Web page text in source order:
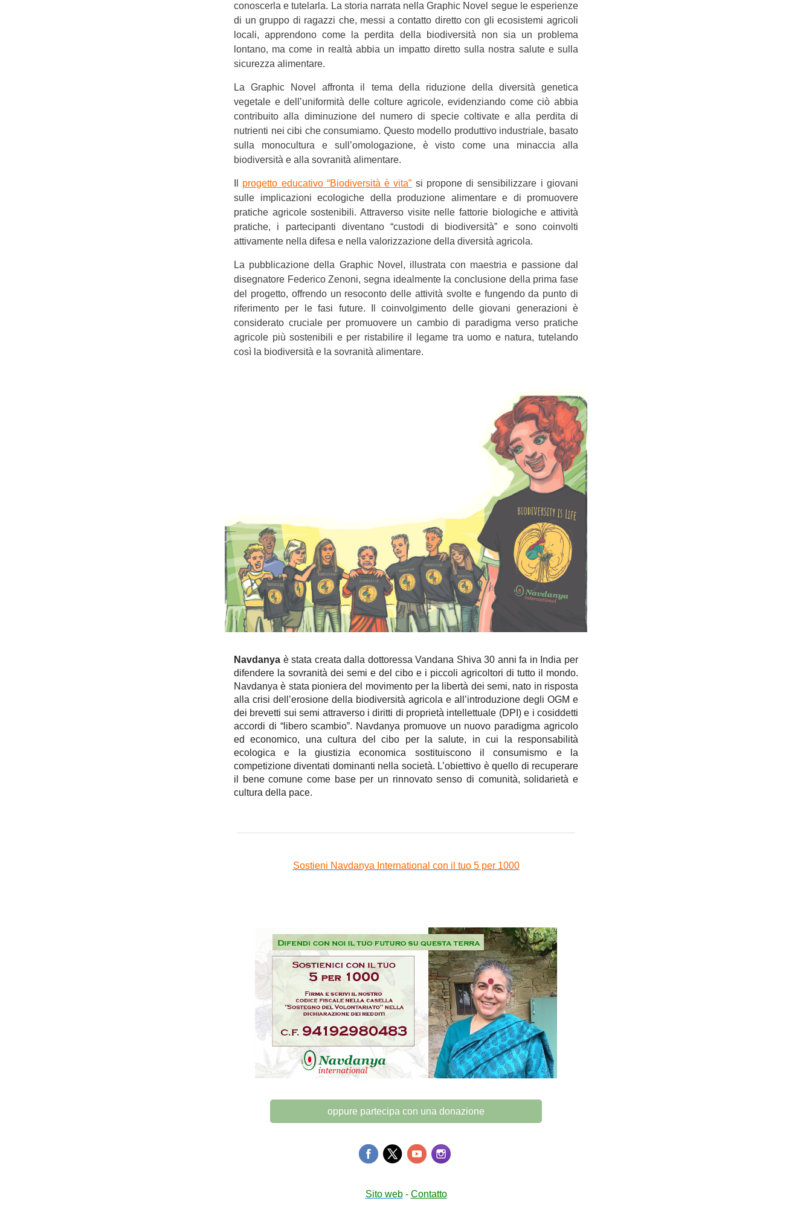
conoscerla e tutelarla. La storia narrata nella Graphic Novel segue le esperienze
di un gruppo di ragazzi che, messi a contatto diretto con gli ecosistemi agricoli
locali, apprendono come la perdita della biodiversità non sia un problema
lontano, ma come in realtà abbia un impatto diretto sulla nostra salute e sulla
sicurezza alimentare.
La Graphic Novel affronta il tema della riduzione della diversità genetica
vegetale e dell’uniformità delle colture agricole, evidenziando come ciò abbia
contribuito alla diminuzione del numero di specie coltivate e alla perdita di
nutrienti nei cibi che consumiamo. Questo modello produttivo industriale, basato
sulla monocultura e sull’omologazione, è visto come una minaccia alla
biodiversità e alla sovranità alimentare.
progetto educativo “Biodiversità è vita” si propone di sensibilizzare i giovani
sulle implicazioni ecologiche della produzione alimentare e di promuovere
pratiche agricole sostenibili. Attraverso visite nelle fattorie biologiche e attività
pratiche, i partecipanti diventano “custodi di biodiversità” e sono coinvolti
attivamente nella difesa e nella valorizzazione della diversità agricola.
La pubblicazione della Graphic Novel, illustrata con maestria e passione dal
disegnatore Federico Zenoni, segna idealmente la conclusione della prima fase
del progetto, offrendo un resoconto delle attività svolte e fungendo da punto di
riferimento per le fasi future. Il coinvolgimento delle giovani generazioni è
considerato cruciale per promuovere un cambio di paradigma verso pratiche
agricole più sostenibili e per ristabilire il legame tra uomo e natura, tutelando
così la biodiversità e la sovranità alimentare.
Navdanya è stata creata dalla dottoressa Vandana Shiva 30 anni fa in India per
difendere la sovranità dei semi e del cibo e i piccoli agricoltori di tutto il mondo.
Navdanya è stata pioniera del movimento per la libertà dei semi, nato in risposta
alla crisi dell’erosione della biodiversità agricola e all’introduzione degli OGM e
dei brevetti sui semi attraverso i diritti di proprietà intellettuale (DPI) e i cosiddetti
accordi di “libero scambio”. Navdanya promuove un nuovo paradigma agricolo
ed economico, una cultura del cibo per la salute, in cui la responsabilità
ecologica e la giustizia economica sostituiscono il consumismo e la
competizione diventati dominanti nella società. L’obiettivo è quello di recuperare
il bene comune come base per un rinnovato senso di comunità, solidarietà e
cultura della pace.
Sostieni Navdanya International con il tuo 5 per 1000
oppure partecipa con una donazione
Sito web- Contatto